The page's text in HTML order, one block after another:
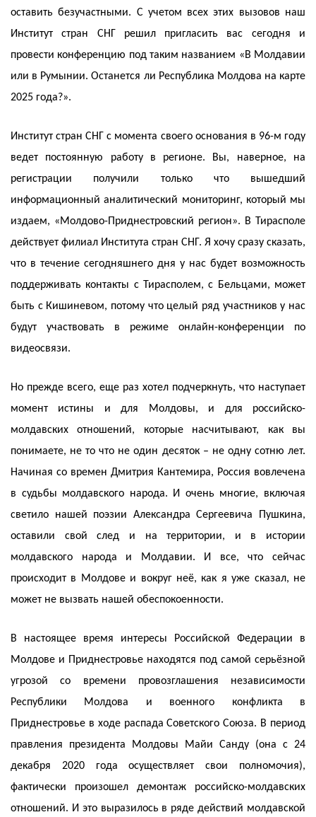
оставить безучастными. С учетом всех этих вызовов наш
Институт стран СНГ решил пригласить вас сегодня и
провести конференцию под таким названием «В Молдавии
или в Румынии. Останется ли Республика Молдова на карте
2025 года?».
Институт стран СНГ с момента своего основания в 96-м году
ведет постоянную работу в регионе. Вы, наверное, на
регистрации получили только что вышедший
информационный аналитический мониторинг, который мы
издаем, «Молдово-Приднестровский регион». В Тирасполе
действует филиал Института стран СНГ. Я хочу сразу сказать,
что в течение сегодняшнего дня у нас будет возможность
поддерживать контакты с Тирасполем, с Бельцами, может
быть с Кишиневом, потому что целый ряд участников у нас
будут участвовать в режиме онлайн-конференции по
видеосвязи.
Но прежде всего, еще раз хотел подчеркнуть, что наступает
момент истины и для Молдовы, и для российско-
молдавских отношений, которые насчитывают, как вы
понимаете, не то что не один десяток – не одну сотню лет.
Начиная со времен Дмитрия Кантемира, Россия вовлечена
в судьбы молдавского народа. И очень многие, включая
светило нашей поэзии Александра Сергеевича Пушкина,
оставили свой след и на территории, и в истории
молдавского народа и Молдавии. И все, что сейчас
происходит в Молдове и вокруг неё, как я уже сказал, не
может не вызвать нашей обеспокоенности.
В настоящее время интересы Российской Федерации в
Молдове и Приднестровье находятся под самой серьёзной
угрозой со времени провозглашения независимости
Республики Молдова и военного конфликта в
Приднестровье в ходе распада Советского Союза. В период
правления президента Молдовы Майи Санду (она с 24
декабря 2020 года осуществляет свои полномочия),
фактически произошел демонтаж российско-молдавских
отношений. И это выразилось в ряде действий молдавской